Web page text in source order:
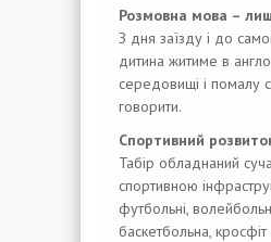
Розмовна мова –
З дня заїзду і до
дитина житиме в
середовищі і помалу
говорити.
Спортивний
Табір обладнаний
спортивною
футбольні,
баскетбольна,